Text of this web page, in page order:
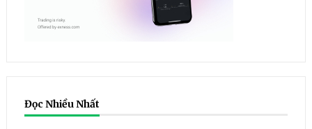
Đọc Nhiều Nhất